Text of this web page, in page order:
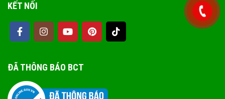
KẾT NỐI
ĐÃ THÔNG BÁO BCT